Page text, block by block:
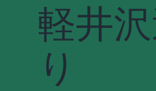
軽井
り